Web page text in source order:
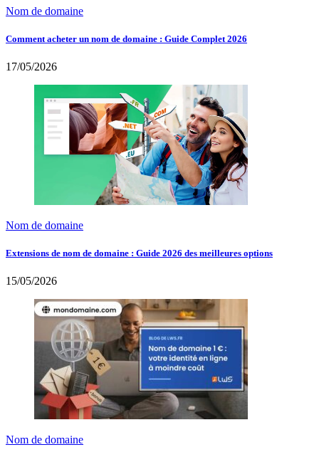
Nom de domaine
Comment acheter un nom de domaine : Guide Complet 2026
17/05/2026
Nom de domaine
Extensions de nom de domaine : Guide 2026 des meilleures options
15/05/2026
Nom de domaine